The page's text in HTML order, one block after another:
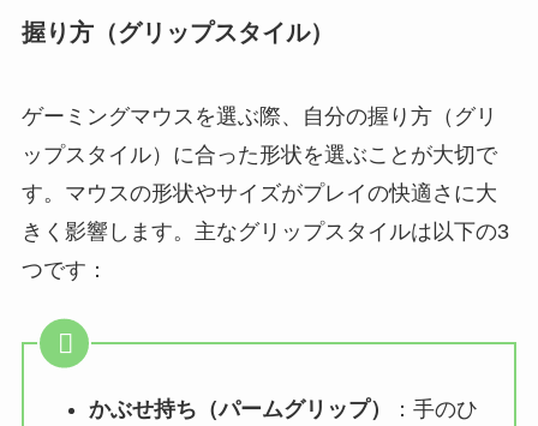
握り方（グリップスタイル）
ゲーミングマウスを選ぶ際、自分の握り方（グリ
ップスタイル）に合った形状を選ぶことが大切で
す。マウスの形状やサイズがプレイの快適さに大
きく影響します。主なグリップスタイルは以下の3
つです：
かぶせ持ち（パームグリップ）
：手のひ